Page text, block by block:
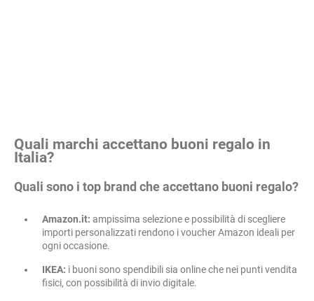
Quali marchi accettano buoni regalo in
Italia?
Quali sono i top brand che accettano buoni regalo?
Amazon.it: ampissima selezione e possibilità di scegliere
importi personalizzati rendono i voucher Amazon ideali per
ogni occasione.
IKEA: i buoni sono spendibili sia online che nei punti vendita
fisici, con possibilità di invio digitale.